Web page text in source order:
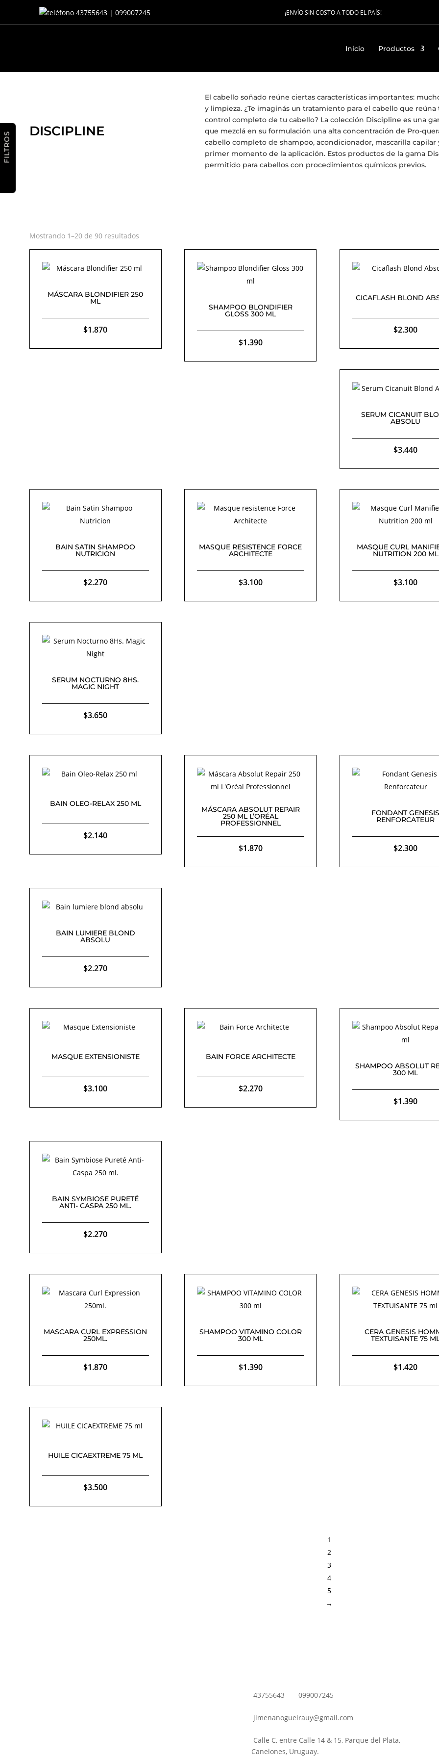
43755643 | 099007245 ¡ENVÍO SIN COSTO A TODO EL PAÍS!
Inicio Productos
FILTROS DISCIPLINE
El cabello soñado reúne ciertas características importantes:
y limpieza. ¿Te imaginás un tratamiento para el cabello que
control completo de tu cabello? La colección Discipline es una
que mezclá en su formulación una alta concentración de Pro-
cabello completo de shampoo, acondicionador, mascarilla
primer momento de la aplicación. Estos productos de la gama
permitido para cabellos con procedimientos químicos previos.
Mostrando 1–20 de 90 resultados
MÁSCARA BLONDIFIER 250
ML
$1.870
SHAMPOO BLONDIFIER
GLOSS 300 ML
$1.390
CICAFLASH BLOND
$2.300
SERUM CICANUIT
ABSOLU
$3.440
BAIN SATIN SHAMPOO
NUTRICION
$2.270
MASQUE RESISTENCE FORCE
ARCHITECTE
$3.100
MASQUE CURL
NUTRITION 200 ML
$3.100
SERUM NOCTURNO 8HS.
MAGIC NIGHT
$3.650
BAIN OLEO-RELAX 250 ML
$2.140
MÁSCARA ABSOLUT REPAIR
250 ML L’ORÉAL
PROFESSIONNEL
$1.870
FONDANT
RENFORCATEUR
$2.300
BAIN LUMIERE BLOND
ABSOLU
$2.270
MASQUE EXTENSIONISTE
$3.100
BAIN FORCE ARCHITECTE
$2.270
SHAMPOO ABSOLUT
300 ML
$1.390
BAIN SYMBIOSE PURETÉ
ANTI- CASPA 250 ML.
$2.270
MASCARA CURL EXPRESSION
250ML.
$1.870
SHAMPOO VITAMINO COLOR
300 ML
$1.390
CERA GENESIS
TEXTUISANTE 75
$1.420
HUILE CICAEXTREME 75 ML
$3.500
1
2
3
4
5
→
43755643 099007245
jimenanogueirauy@gmail.com
Calle C, entre Calle 14 & 15, Parque del Plata,
Canelones, Uruguay.